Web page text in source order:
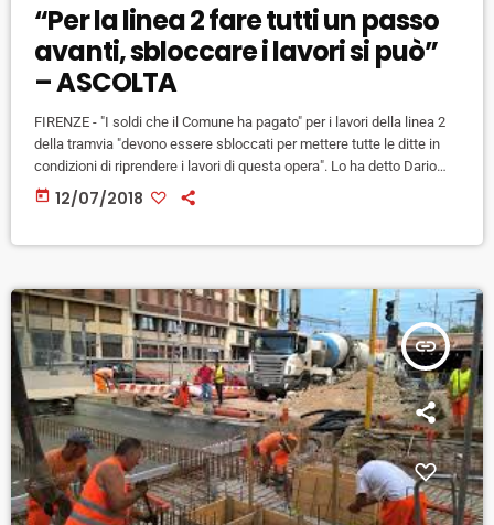
“Per la linea 2 fare tutti un passo
avanti, sbloccare i lavori si può”
– ASCOLTA
FIRENZE - "I soldi che il Comune ha pagato" per i lavori della linea 2
della tramvia "devono essere sbloccati per mettere tutte le ditte in
condizioni di riprendere i lavori di questa opera". Lo ha detto Dario
Nardella, sindaco di Firenze, incontrando al cantiere di viale Belfiore i
rappresentanti delle aziende del subappalto, che hanno sospeso i
today 12/07/2018
insert_link